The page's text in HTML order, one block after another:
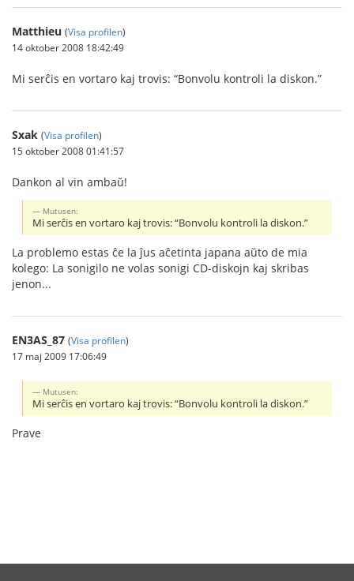
Matthieu (Visa profilen)
14 oktober 2008 18:42:49
Mi serĉis en vortaro kaj trovis: “Bonvolu kontroli la diskon.”
Sxak (Visa profilen)
15 oktober 2008 01:41:57
Dankon al vin ambaŭ!
Mutusen:
Mi serĉis en vortaro kaj trovis: “Bonvolu kontroli la diskon.”
La problemo estas ĉe la ĵus aĉetinta japana aŭto de mia
kolego: La sonigilo ne volas sonigi CD-diskojn kaj skribas
jenon...
EN3AS_87 (Visa profilen)
17 maj 2009 17:06:49
Mutusen:
Mi serĉis en vortaro kaj trovis: “Bonvolu kontroli la diskon.”
Prave